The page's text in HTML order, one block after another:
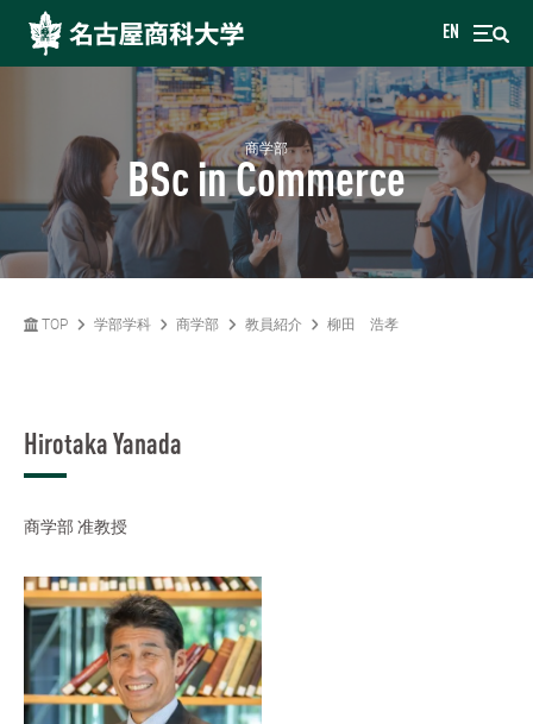
EN
商学部
BSc in Commerce
TOP 学部学科 商学部 教員紹介 柳田 浩孝
Hirotaka Yanada
商学部 准教授